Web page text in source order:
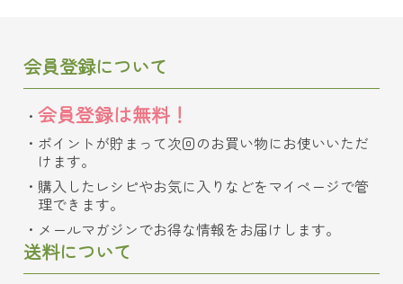
会員登録について
会員登録は無料！
ポイントが貯まって次回のお買い物にお使いいただ
けます。
購入したレシピやお気に入りなどをマイページで管
理できます。
メールマガジンでお得な情報をお届けします。
送料について